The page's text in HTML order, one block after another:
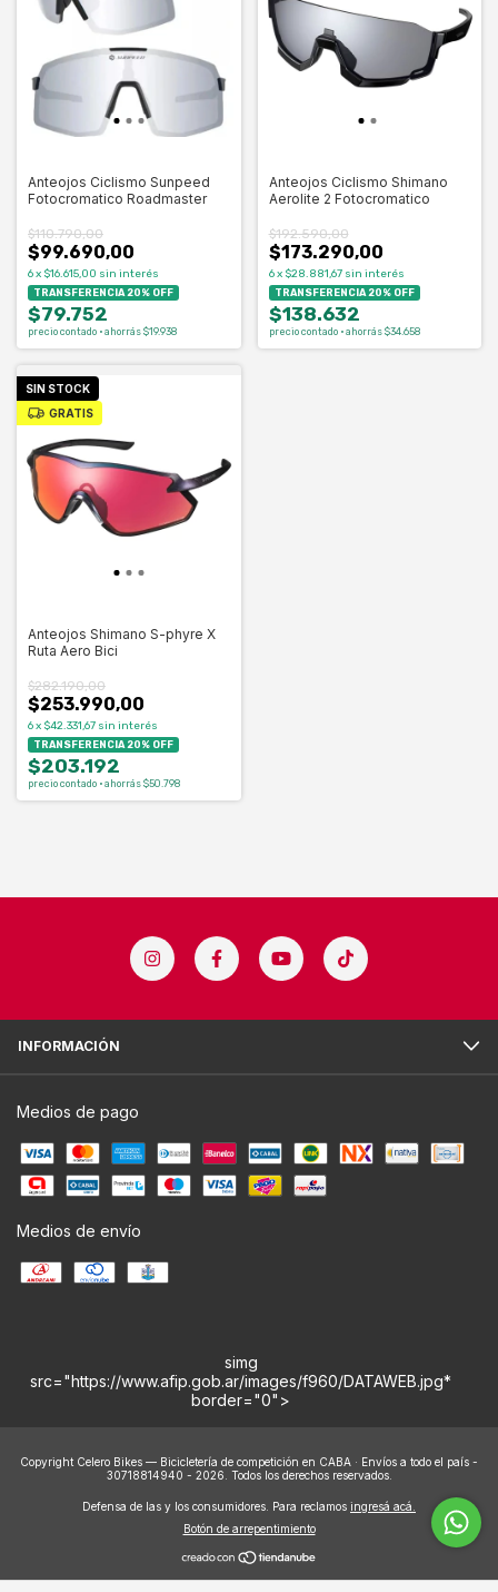
Anteojos Ciclismo Sunpeed
Fotocromatico Roadmaster
$99.690,00
$110.790,00
6x $16.615,00 sin interés
TRANSFERENCIA 20% OFF
$79.752
precio contado · ahorrás $19.938
Anteojos Ciclismo Shimano
Aerolite 2 Fotocromatico
$173.290,00
$192.590,00
6 x $28.881,67 sin interés
TRANSFERENCIA 20% OFF
$138.632
precio contado · ahorrás $34.658
SIN STOCK
GRATIS
Anteojos Shimano S-phyre X
Ruta Aero Bici
$253.990,00
$282.190,00
6x $42.331,67 sin interés
TRANSFERENCIA 20% OFF
$203.192
precio contado · ahorrás $50.798
INFORMACIÓN
Medios de pago
Medios de envío
simg
src="https://www.afip.gob.ar/images/f960/DATAWEB.jpg*
border="0">
Copyright Celero Bikes — Bicicletería de competición en CABA · Envíos a todo el país -
30718814940 - 2026. Todos los derechos reservados.
Defensa de las y los consumidores. Para reclamos ingresá acá.
Botón de arrepentimiento